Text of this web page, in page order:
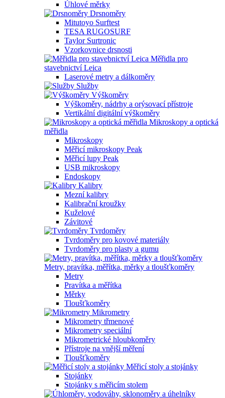
Úhlové měrky
Drsnoměry
Mitutoyo Surftest
TESA RUGOSURF
Taylor Surtronic
Vzorkovnice drsnosti
Měřidla pro
stavebnictví Leica
Laserové metry a dálkoměry
Služby
Výškoměry
Výškoměry, nádrhy a orýsovací přístroje
Vertikální digitální výškoměry
Mikroskopy a optická
měřidla
Mikroskopy
Měřicí mikroskopy Peak
Měřicí lupy Peak
USB mikroskopy
Endoskopy
Kalibry
Mezní kalibry
Kalibrační kroužky
Kuželové
Závitové
Tvrdoměry
Tvrdoměry pro kovové materiály
Tvrdoměry pro plasty a gumu
Metry, pravítka, měřítka, měrky a tloušťkoměry
Metry
Pravítka a měřítka
Měrky
Tloušťkoměry
Mikrometry
Mikrometry třmenové
Mikrometry speciální
Mikrometrické hloubkoměry
Přístroje na vnější měření
Tloušťkoměry
Měřicí stoly a stojánky
Stojánky
Stojánky s měřicím stolem